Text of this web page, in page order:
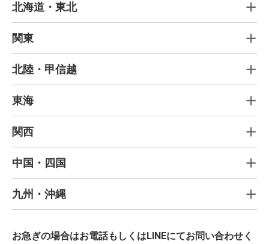
北海道・東北
関東
北陸・甲信越
東海
関西
中国・四国
九州・沖縄
お急ぎの場合はお電話もしくはLINEにてお問い合わせく